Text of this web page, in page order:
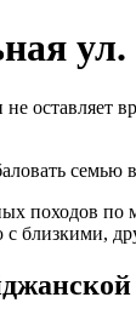
ул.
походов
близкими,